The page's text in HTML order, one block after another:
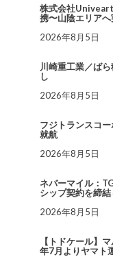
株式会社
携〜山陰エリア
2026年8月5日
川崎重工業／ば
し
2026年8月5日
フジトランスコー
就航
2026年8月5日
ネバーマイル：
シップ契約を締
2026年8月5日
【トドケール】
年7月よりヤマト